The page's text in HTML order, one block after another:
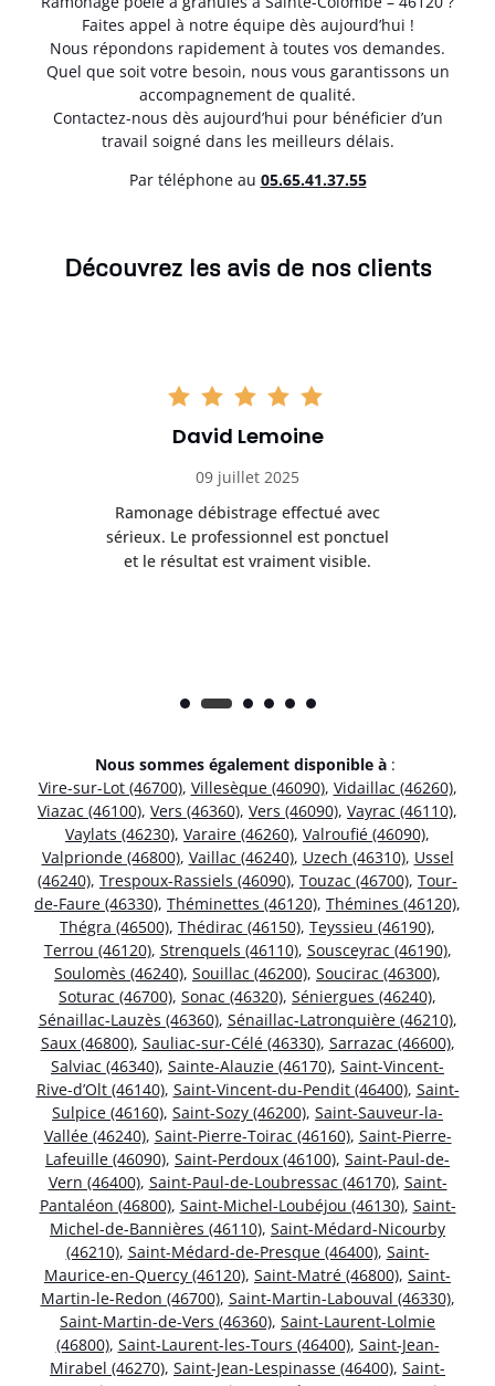
Faites appel à notre équipe dès aujourd’hui !
Nous répondons rapidement à toutes vos demandes.
Quel que soit votre besoin, nous vous garantissons un
accompagnement de qualité.
Contactez-nous dès aujourd’hui pour bénéficier d’un
travail soigné dans les meilleurs délais.
Par téléphone au 05.65.41.37.55
Découvrez les avis de nos clients
David Lemoine
09 juillet 2025
Ramonage débistrage effectué avec
sérieux. Le professionnel est ponctuel
et le résultat est vraiment visible.
Nous sommes également disponible à :
Vire-sur-Lot (46700), Villesèque (46090), Vidaillac (46260),
Viazac (46100), Vers (46360), Vers (46090), Vayrac (46110),
Vaylats (46230), Varaire (46260), Valroufié (46090),
Valprionde (46800), Vaillac (46240), Uzech (46310), Ussel
(46240), Trespoux-Rassiels (46090), Touzac (46700), Tour-
de-Faure (46330), Théminettes (46120), Thémines (46120),
Thégra (46500), Thédirac (46150), Teyssieu (46190),
Terrou (46120), Strenquels (46110), Sousceyrac (46190),
Soulomès (46240), Souillac (46200), Soucirac (46300),
Soturac (46700), Sonac (46320), Séniergues (46240),
Sénaillac-Lauzès (46360), Sénaillac-Latronquière (46210),
Saux (46800), Sauliac-sur-Célé (46330), Sarrazac (46600),
Salviac (46340), Sainte-Alauzie (46170), Saint-Vincent-
Rive-d’Olt (46140), Saint-Vincent-du-Pendit (46400), Saint-
Sulpice (46160), Saint-Sozy (46200), Saint-Sauveur-la-
Vallée (46240), Saint-Pierre-Toirac (46160), Saint-Pierre-
Lafeuille (46090), Saint-Perdoux (46100), Saint-Paul-de-
Vern (46400), Saint-Paul-de-Loubressac (46170), Saint-
Pantaléon (46800), Saint-Michel-Loubéjou (46130), Saint-
Michel-de-Bannières (46110), Saint-Médard-Nicourby
(46210), Saint-Médard-de-Presque (46400), Saint-
Maurice-en-Quercy (46120), Saint-Matré (46800), Saint-
Martin-le-Redon (46700), Saint-Martin-Labouval (46330),
Saint-Martin-de-Vers (46360), Saint-Laurent-Lolmie
(46800), Saint-Laurent-les-Tours (46400), Saint-Jean-
Mirabel (46270), Saint-Jean-Lespinasse (46400), Saint-